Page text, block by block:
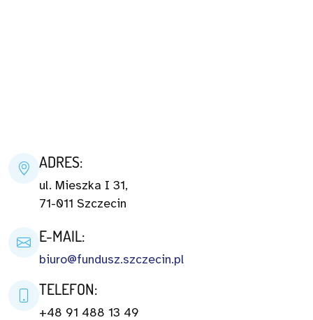
ADRES:
ul. Mieszka I 31,
71-011 Szczecin
E-MAIL:
biuro@fundusz.szczecin.pl
TELEFON:
+48 91 488 13 49